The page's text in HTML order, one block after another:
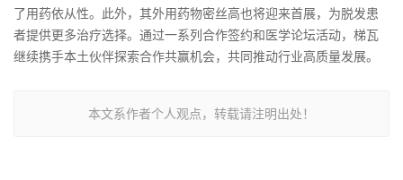
了用药依从性。此外，其外用药物密丝高也将迎来首展，为脱发患
者提供更多治疗选择。通过一系列合作签约和医学论坛活动，梯瓦
继续携手本土伙伴探索合作共赢机会，共同推动行业高质量发展。
本文系作者个人观点，转载请注明出处！